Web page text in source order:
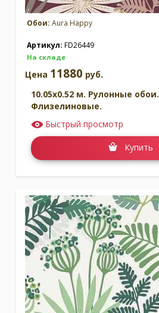
Обои: Aura Happy
Артикул: FD26449
На складе
Цена 11880 руб.
10.05x0.52 м. Рулонные обои.
Флизелиновые.
Быстрый просмотр
Купить